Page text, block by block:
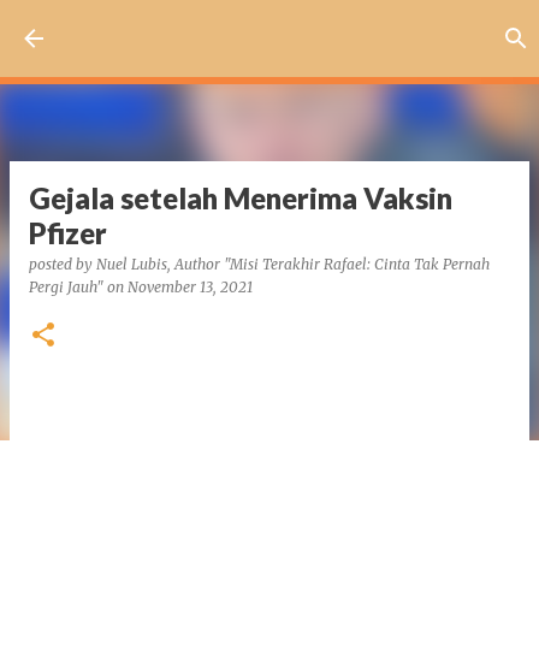
Gejala setelah Menerima Vaksin
Pfizer
posted by Nuel Lubis, Author "Misi Terakhir Rafael: Cinta Tak Pernah
Pergi Jauh" on November 13, 2021